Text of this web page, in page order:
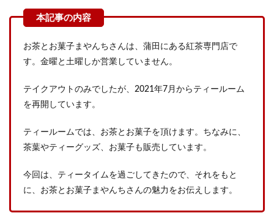
お茶とお菓子まやんちさんは、蒲田にある紅茶専門店で
す。金曜と土曜しか営業していません。
テイクアウトのみでしたが、2021年7月からティールーム
を再開しています。
ティールームでは、お茶とお菓子を頂けます。ちなみに、
茶葉やティーグッズ、お菓子も販売しています。
今回は、ティータイムを過ごしてきたので、それをもと
に、お茶とお菓子まやんちさんの魅力をお伝えします。